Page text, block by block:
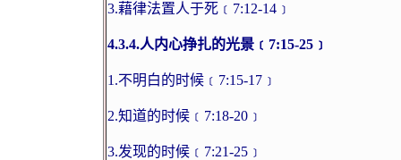
3.藉律法置人于死﹝ 7:12-14﹞
4.3.4.人内心挣扎的光景﹝ 7:15-25﹞
1.不明白的时候﹝ 7:15-17﹞
2.知道的时候﹝ 7:18-20﹞
3.发现的时候﹝ 7:21-25﹞